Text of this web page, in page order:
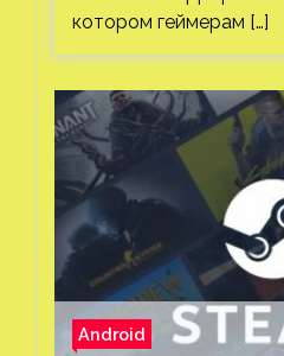
котором геймерам […]
Android